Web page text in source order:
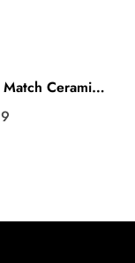
Hario V60 Switch & Match Ceramic 03 Dripper / Matte Black